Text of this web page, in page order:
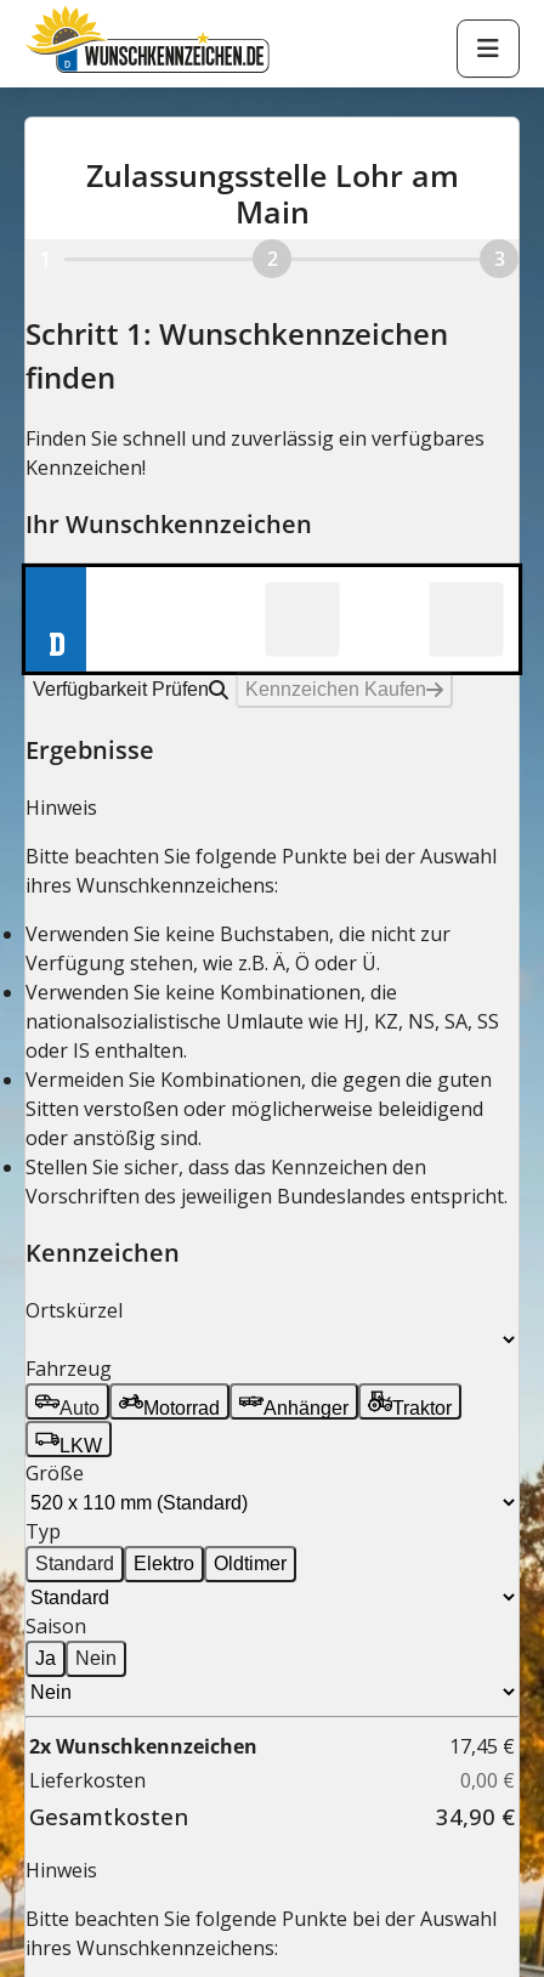
Zulassungsstelle Lohr am
Main